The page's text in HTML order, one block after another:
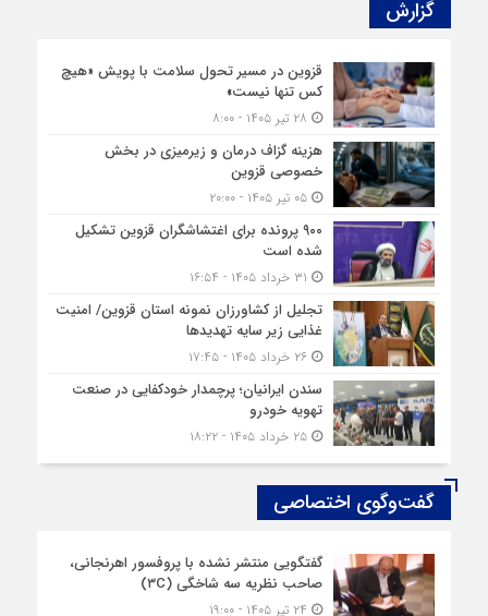
گزارش‌
قزوین در مسیر تحول سلامت با پویش «هیچ‌
کس تنها نیست»
هزینه‌ گزاف درمان و زیرمیزی در بخش
خصوصی قزوین
۰۵ تیر ۱۴۰۵ - ۲۰:۰۰
۹۰۰ پرونده برای اغتشاشگران قزوین تشکیل
شده است
تجلیل از کشاورزان نمونه استان قزوین/ امنیت
غذایی زیر سایه تهدیدها
۲۶ خرداد ۱۴۰۵ - ۱۷:۴۵
سندن ایرانیان؛ پرچمدار خودکفایی در صنعت
تهویه خودرو
۲۵ خرداد ۱۴۰۵ - ۱۸:۲۲
گفت‌وگوی اختصاصی
گفتگویی منتشر نشده با پروفسور اهرنجانی،
صاحب نظریه سه‌ شاخگی (۳C)